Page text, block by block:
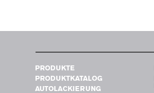
PRODUKTE
PRODUKTKATALOG
AUTOLACKIERUNG